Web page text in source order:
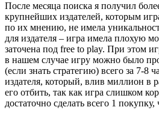
После месяца поиска я получил
крупнейших издателей, которым
по их мнению, не имела
для издателя – игра имела плохую
заточена под free to play. При этом
в нашем случае игру можно было
(если знать стратегию) всего за 7-8
издателя, который, влив миллион в
его отбить, так как игра слишком
достаточно сделать всего 1